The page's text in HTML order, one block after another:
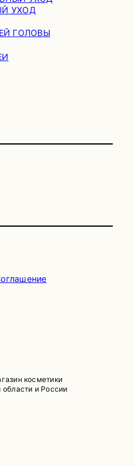
УХОД
ГОЛОВЫ
косметики
области и России